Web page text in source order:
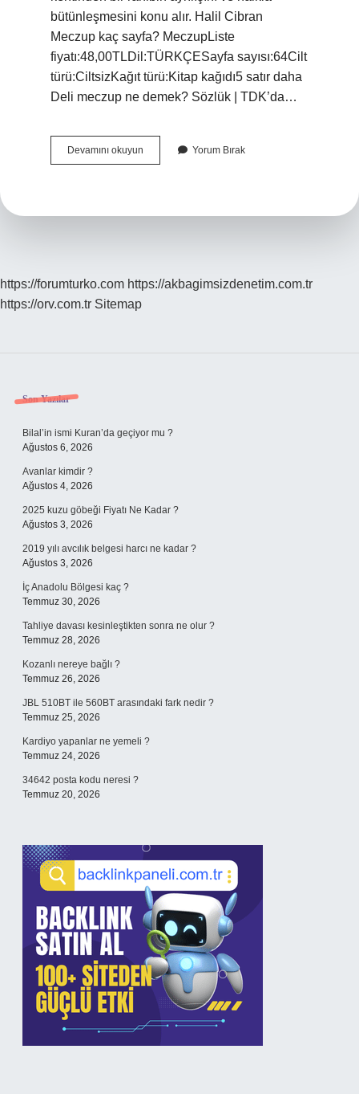
bütünleşmesini konu alır. Halil Cibran
Meczup kaç sayfa? MeczupListe
fiyatı:48,00TLDil:TÜRKÇESayfa sayısı:64Cilt
türü:CiltsizKağıt türü:Kitap kağıdı5 satır daha
Deli meczup ne demek? Sözlük | TDK’da…
Devamını okuyun
Ne
Yorum Bırak
https://forumturko.com https://akbagimsizdenetim.com.tr
https://orv.com.tr Sitemap
Sidebar
Son Yazılar
Bilal’in ismi Kuran’da geçiyor mu ?
Ağustos 6, 2026
Avanlar kimdir ?
Ağustos 4, 2026
2025 kuzu göbeği Fiyatı Ne Kadar ?
Ağustos 3, 2026
2019 yılı avcılık belgesi harcı ne kadar ?
Ağustos 3, 2026
İç Anadolu Bölgesi kaç ?
Temmuz 30, 2026
Tahliye davası kesinleştikten sonra ne olur ?
Temmuz 28, 2026
Kozanlı nereye bağlı ?
Temmuz 26, 2026
JBL 510BT ile 560BT arasındaki fark nedir ?
Temmuz 25, 2026
Kardiyo yapanlar ne yemeli ?
Temmuz 24, 2026
34642 posta kodu neresi ?
Temmuz 20, 2026